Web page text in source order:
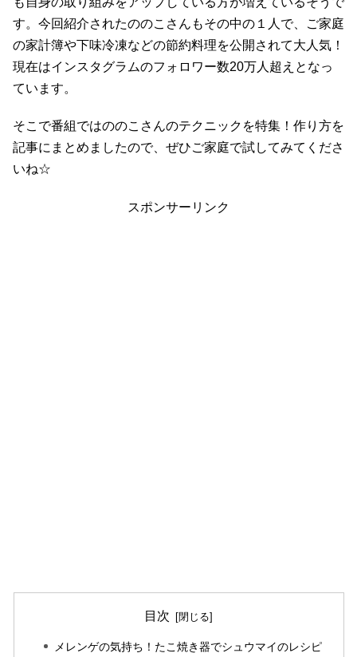
す。今回紹介されたののこさんもその中の１人で、ご家庭
の家計簿や下味冷凍などの節約料理を公開されて大人気！
現在はインスタグラムのフォロワー数20万人超えとなっ
ています。
そこで番組ではののこさんのテクニックを特集！作り方を
記事にまとめましたので、ぜひご家庭で試してみてくださ
いね☆
スポンサーリンク
目次
メレンゲの気持ち！たこ焼き器でシュウマイのレシピ